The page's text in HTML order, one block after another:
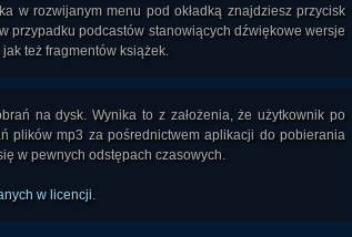
w rozwijanym menu pod okładką znajdziesz przycisk
przypadku podcastów stanowiących dźwiękowe wersje
też fragmentów książek.
na dysk. Wynika to z założenia, że użytkownik po
plików mp3 za pośrednictwem aplikacji do pobierania
w pewnych odstępach czasowych.
w licencji.